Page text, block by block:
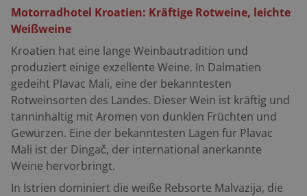
Motorradhotel Kroatien: Kräftige Rotweine, leichte
Weißweine
Kroatien hat eine lange Weinbautradition und
produziert einige exzellente Weine. In Dalmatien
gedeiht Plavac Mali, eine der bekanntesten
Rotweinsorten des Landes. Dieser Wein ist kräftig und
tanninhaltig mit Aromen von dunklen Früchten und
Gewürzen. Eine der bekanntesten Lagen für Plavac
Mali ist der Dingač, der international anerkannte
Weine hervorbringt.
In Istrien dominiert die weiße Rebsorte Malvazija, die